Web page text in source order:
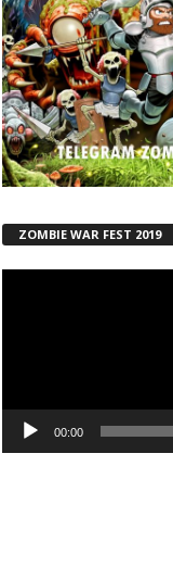
ZOMBIE WAR FEST 2019
00:00